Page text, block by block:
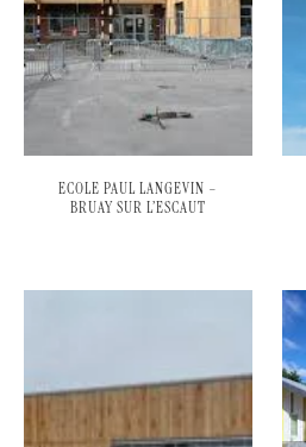
ECOLE PAUL LANGEVIN –
BRUAY SUR L’ESCAUT